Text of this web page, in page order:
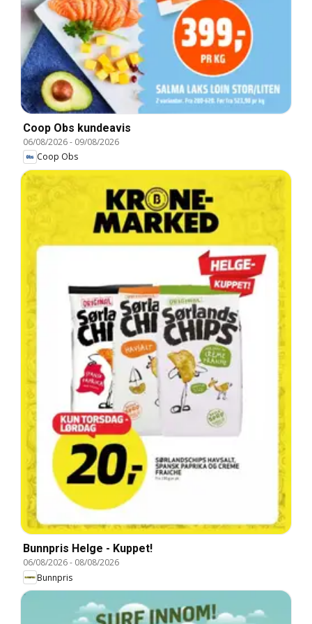
Coop Obs kundeavis
06/08/2026- 09/08/2026
Coop Obs
Bunnpris Helge - Kuppet!
06/08/2026- 08/08/2026
Bunnpris